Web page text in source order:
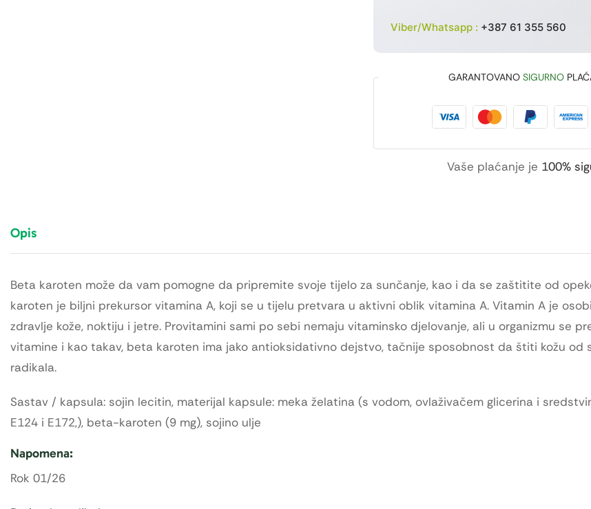
Viber/Whatsapp : +387 61 355 560
GARANTOVANO SIGURNO
Vaše plaćanje je 100%
Opis
Beta karoten može da vam pomogne da pripremite svoje tijelo za sunčanje, kao i da se zaštitite od
karoten je biljni prekursor vitamina A, koji se u tijelu pretvara u aktivni oblik vitamina A. Vitamin A je
zdravlje kože, noktiju i jetre. Provitamini sami po sebi nemaju vitaminsko djelovanje, ali u organizmu se
vitamine i kao takav, beta karoten ima jako antioksidativno dejstvo, tačnije sposobnost da štiti kožu od
radikala.
Sastav / kapsula: sojin lecitin, materijal kapsule: meka želatina (s vodom, ovlaživačem glicerina i
E124 i E172,), beta-karoten (9 mg), sojino ulje
Napomena:
Rok 01/26